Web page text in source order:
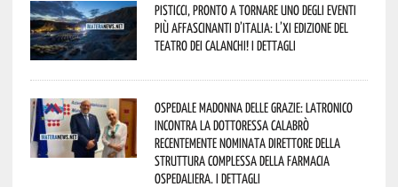
Pisticci, pronto a tornare uno degli eventi
più affascinanti d’Italia: l’XI edizione del
Teatro dei Calanchi! I dettagli
Ospedale Madonna delle Grazie: Latronico
incontra la dottoressa Calabrò
recentemente nominata Direttore della
Struttura Complessa della Farmacia
Ospedaliera. I dettagli